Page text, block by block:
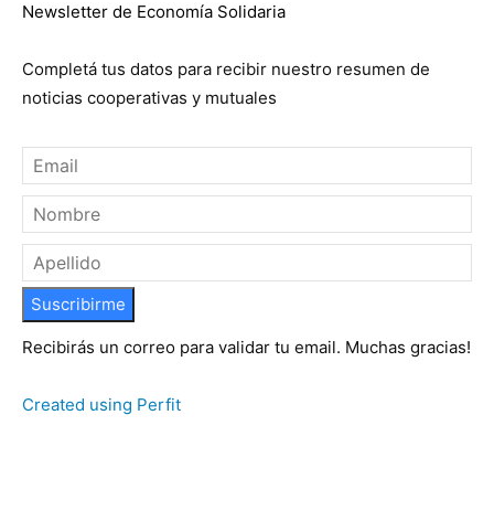
Newsletter de Economía Solidaria
Completá tus datos para recibir nuestro resumen de
noticias cooperativas y mutuales
Suscribirme
Recibirás un correo para validar tu email. Muchas gracias!
Created using Perfit